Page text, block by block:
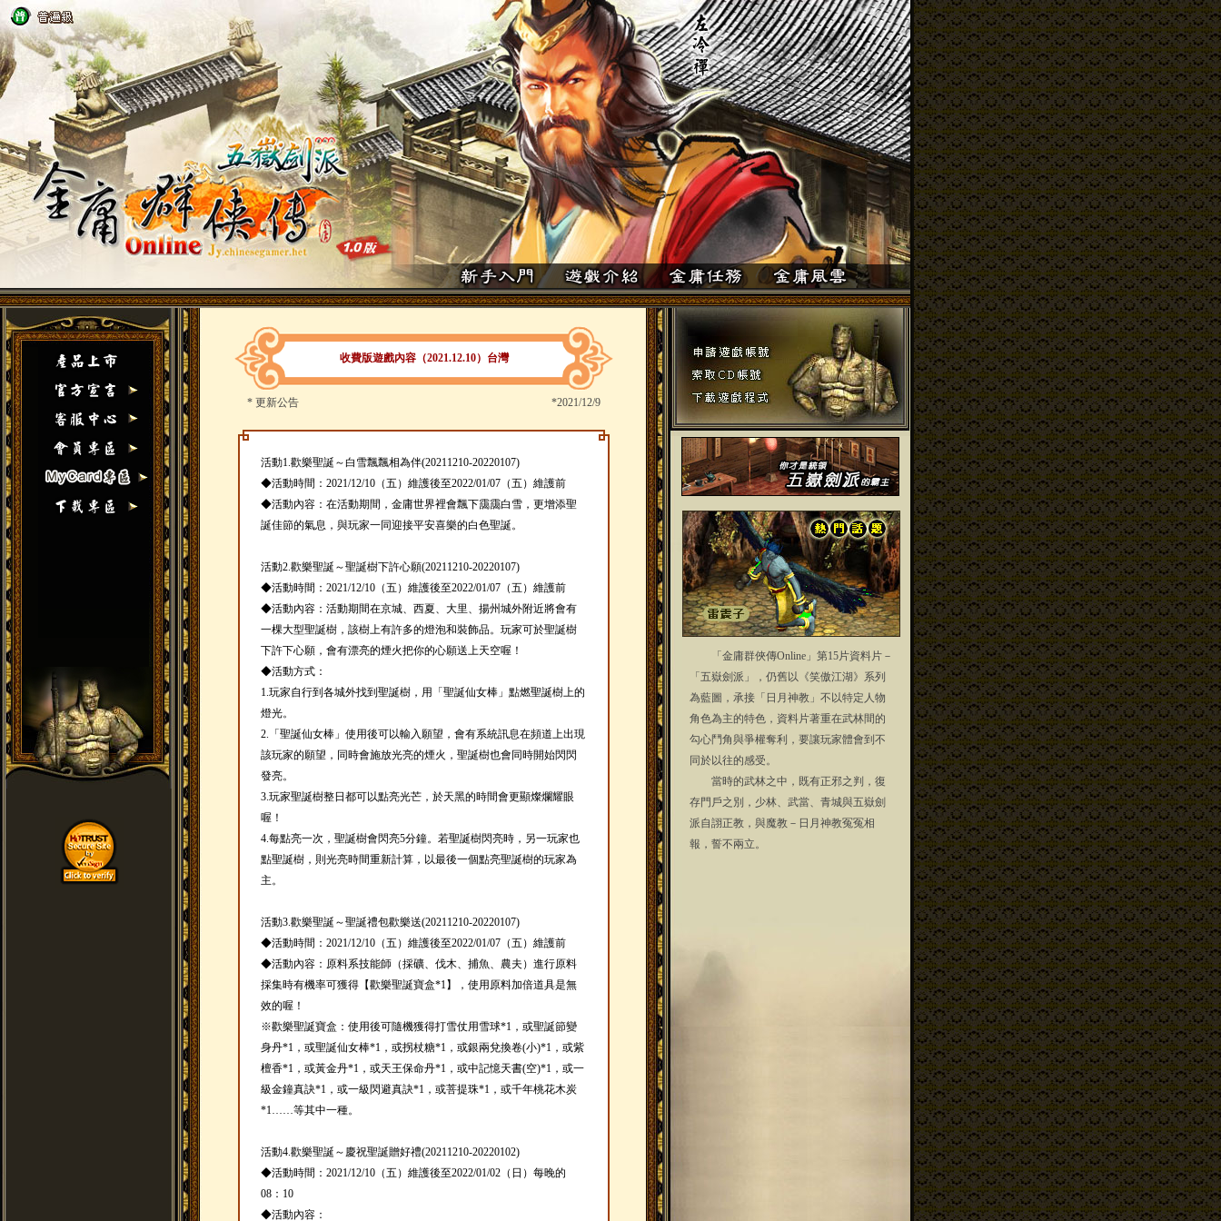
收費版遊戲內容（2021.12.10）台灣
* 更新公告 *2021/12/9
活動1.歡樂聖誕～白雪飄飄相為伴(20211210-20220107)
◆活動時間：2021/12/10（五）維護後至2022/01/07（五）維護前
◆活動內容：在活動期間，金庸世界裡會飄下靄靄白雪，更增添聖
誕佳節的氣息，與玩家一同迎接平安喜樂的白色聖誕。
活動2.歡樂聖誕～聖誕樹下許心願(20211210-20220107)
◆活動時間：2021/12/10（五）維護後至2022/01/07（五）維護前
◆活動內容：活動期間在京城、西夏、大里、揚州城外附近將會有
一棵大型聖誕樹，該樹上有許多的燈泡和裝飾品。玩家可於聖誕樹
下許下心願，會有漂亮的煙火把你的心願送上天空喔！
◆活動方式：
1.玩家自行到各城外找到聖誕樹，用「聖誕仙女棒」點燃聖誕樹上的
燈光。
2.「聖誕仙女棒」使用後可以輸入願望，會有系統訊息在頻道上出現
該玩家的願望，同時會施放光亮的煙火，聖誕樹也會同時開始閃閃
發亮。
3.玩家聖誕樹整日都可以點亮光芒，於天黑的時間會更顯燦爛耀眼
喔！
4.每點亮一次，聖誕樹會閃亮5分鐘。若聖誕樹閃亮時，另一玩家也
點聖誕樹，則光亮時間重新計算，以最後一個點亮聖誕樹的玩家為
主。
活動3.歡樂聖誕～聖誕禮包歡樂送(20211210-20220107)
◆活動時間：2021/12/10（五）維護後至2022/01/07（五）維護前
◆活動內容：原料系技能師（採礦、伐木、捕魚、農夫）進行原料
採集時有機率可獲得【歡樂聖誕寶盒*1】，使用原料加倍道具是無
效的喔！
※歡樂聖誕寶盒：使用後可隨機獲得打雪仗用雪球*1，或聖誕節變
身丹*1，或聖誕仙女棒*1，或拐杖糖*1，或銀兩兌換卷(小)*1，或紫
檀香*1，或黃金丹*1，或天王保命丹*1，或中記憶天書(空)*1，或一
級金鐘真訣*1，或一級閃避真訣*1，或菩提珠*1，或千年桃花木炭
*1……等其中一種。
活動4.歡樂聖誕～慶祝聖誕贈好禮(20211210-20220102)
◆活動時間：2021/12/10（五）維護後至2022/01/02（日）每晚的
08：10
◆活動內容：
「金庸群俠傳Online」第15片資料片－
「五嶽劍派」，仍舊以《笑傲江湖》系列
為藍圖，承接「日月神教」不以特定人物
角色為主的特色，資料片著重在武林間的
勾心鬥角與爭權奪利，要讓玩家體會到不
同於以往的感受。
當時的武林之中，既有正邪之判，復
存門戶之別，少林、武當、青城與五嶽劍
派自詡正教，與魔教－日月神教冤冤相
報，誓不兩立。